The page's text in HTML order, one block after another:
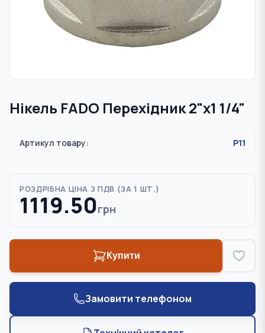
Нікель FADO Перехідник 2"x1 1/4"
Артикул товару: P11
РОЗДРІБНА ЦІНА З ПДВ (ЗА 1 ШТ.)
1119.50грн
Купити
Замовити телефоном